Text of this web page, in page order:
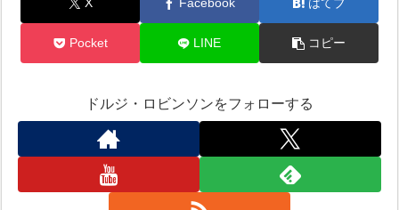
X Facebook はてブ
Pocket LINE コピー
ドルジ・ロビンソンをフォローする